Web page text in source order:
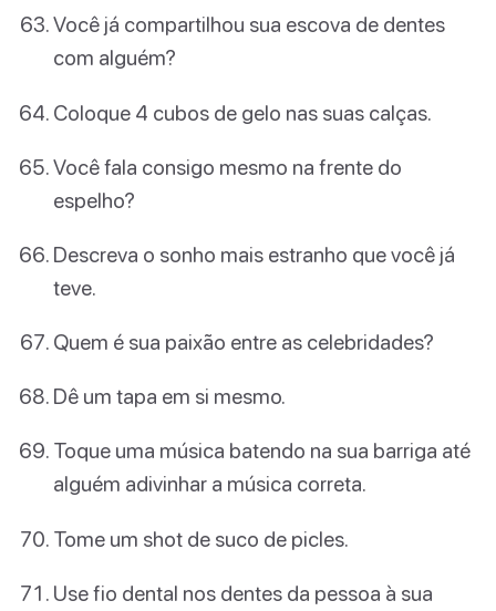
Você já compartilhou sua escova de dentes
com alguém?
Coloque 4 cubos de gelo nas suas calças.
Você fala consigo mesmo na frente do
espelho?
Descreva o sonho mais estranho que você já
teve.
Quem é sua paixão entre as celebridades?
Dê um tapa em si mesmo.
Toque uma música batendo na sua barriga até
alguém adivinhar a música correta.
Tome um shot de suco de picles.
Use fio dental nos dentes da pessoa à sua